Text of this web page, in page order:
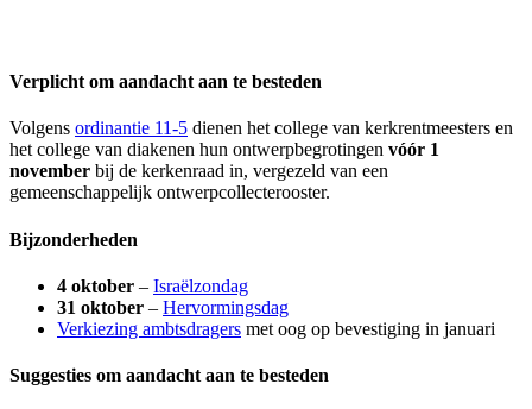
Verplicht om aandacht aan te besteden
Volgens ordinantie 11-5 dienen het college van kerkrentmeesters en
het college van diakenen hun ontwerpbegrotingen vóór 1
november bij de kerkenraad in, vergezeld van een
gemeenschappelijk ontwerpcollecterooster.
Bijzonderheden
4 oktober – Israëlzondag
31 oktober – Hervormingsdag
Verkiezing ambtsdragers met oog op bevestiging in januari
Suggesties om aandacht aan te besteden